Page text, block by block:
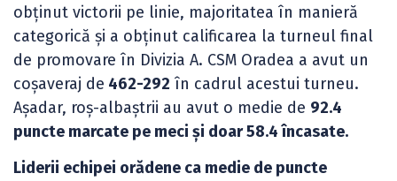
obținut victorii pe linie, majoritatea în manieră
categorică și a obținut calificarea la turneul final
de promovare în Divizia A. CSM Oradea a avut un
coșaveraj de 462-292 în cadrul acestui turneu.
Așadar, roș-albaștrii au avut o medie de 92.4
puncte marcate pe meci și doar 58.4 încasate.
Liderii echipei orădene ca medie de puncte